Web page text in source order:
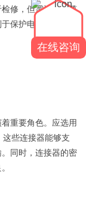
修，但需注意电缆
保护电缆，但需确
重要角色。应选用
些连接器能够支
同时，连接器的密
在线咨询